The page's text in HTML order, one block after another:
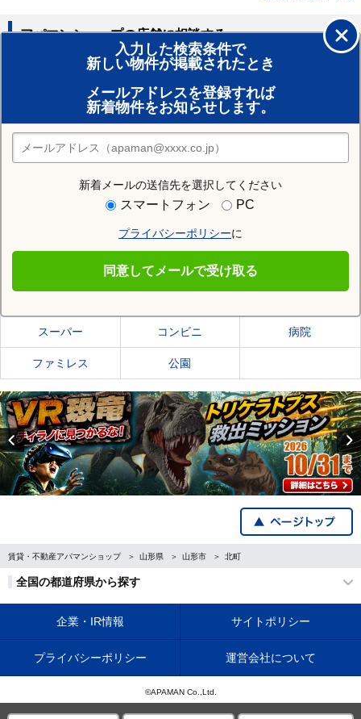
入力した検索条件で
新しい物件が掲載されたとき
メールアドレスを登録すれば
新着物件をお知らせします。
新着メールの送信先を選択してください
スマートフォン PC
プライバシーポリシーに
同意してメールで受け取る
アパマンショップの店舗に相談する
賃貸のプロがお部屋探し！
おまかせ物件リクエスト
住みたい街の店舗を探す
店舗検索
住む街研究所で山形市の情報を見る
山形市の施設一覧
スーパー コンビニ 病院
ファミレス 公園
Previous
賃貸・不動産アパマンショップ 山形県 山形市 北町
全国の都道府県から探す
企業・IR情報 サイトポリシー
プライバシーポリシー 運営会社について
©APAMAN Co.,Ltd.